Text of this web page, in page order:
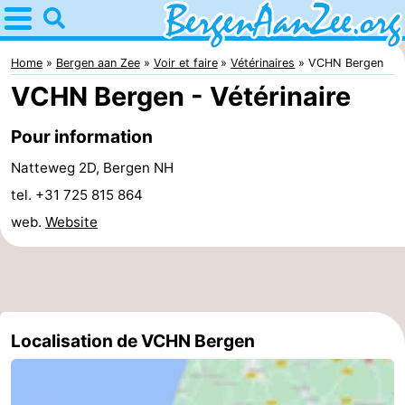
Home
Bergen
aan
Zee
Astuces
Avec
enfants
Dunes
nuit
-
Home Bergen aan Zee Voir et faire Vétérinaires VCHN Bergen
VCHN Bergen - Vétérinaire
Pour information
Natteweg 2D, Bergen NH
tel. +31 725 815 864
web. Website
Localisation de VCHN Bergen